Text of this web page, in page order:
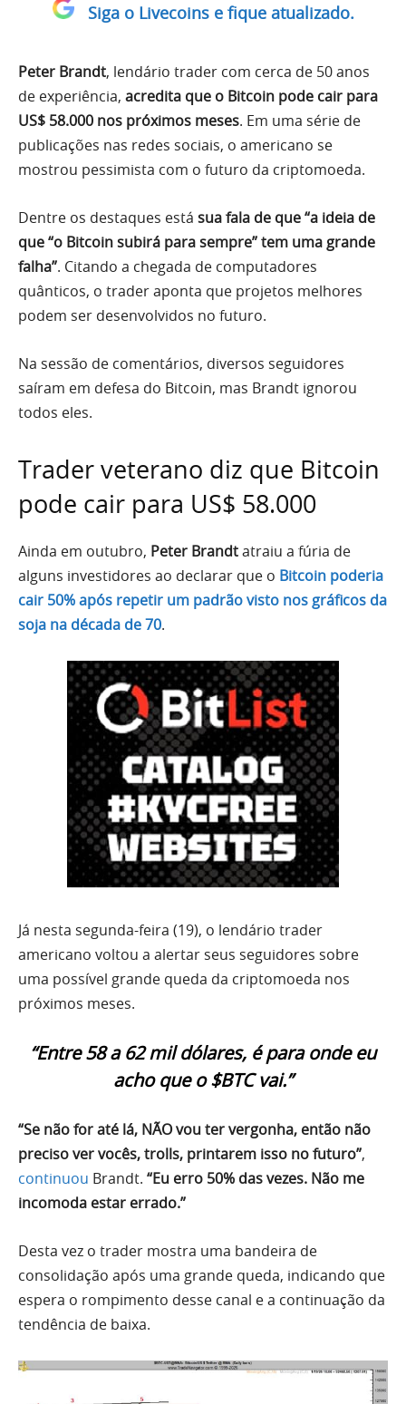
Siga o Livecoins e fique atualizado.
Peter Brandt, lendário trader com cerca de 50 anos
de experiência, acredita que o Bitcoin pode cair para
US$ 58.000 nos próximos meses. Em uma série de
publicações nas redes sociais, o americano se
mostrou pessimista com o futuro da criptomoeda.
Dentre os destaques está sua fala de que “a ideia de
que “o Bitcoin subirá para sempre” tem uma grande
falha”. Citando a chegada de computadores
quânticos, o trader aponta que projetos melhores
podem ser desenvolvidos no futuro.
Na sessão de comentários, diversos seguidores
saíram em defesa do Bitcoin, mas Brandt ignorou
todos eles.
Trader veterano diz que Bitcoin
pode cair para US$ 58.000
Ainda em outubro, Peter Brandtatraiu a fúria de
alguns investidores ao declarar que o Bitcoin poderia
cair 50% após repetir um padrão visto nos gráficos da
soja na década de 70.
Já nesta segunda-feira (19), o lendário trader
americano voltou a alertar seus seguidores sobre
uma possível grande queda da criptomoeda nos
próximos meses.
“Entre 58 a 62 mil dólares, é para onde eu
acho que o $BTC vai.”
“Se não for até lá, NÃO vou ter vergonha, então não
preciso ver vocês, trolls, printarem isso no futuro”,
continuou Brandt. “Eu erro 50% das vezes. Não me
incomoda estar errado.”
Desta vez o trader mostra uma bandeira de
consolidação após uma grande queda, indicando que
espera o rompimento desse canal e a continuação da
tendência de baixa.